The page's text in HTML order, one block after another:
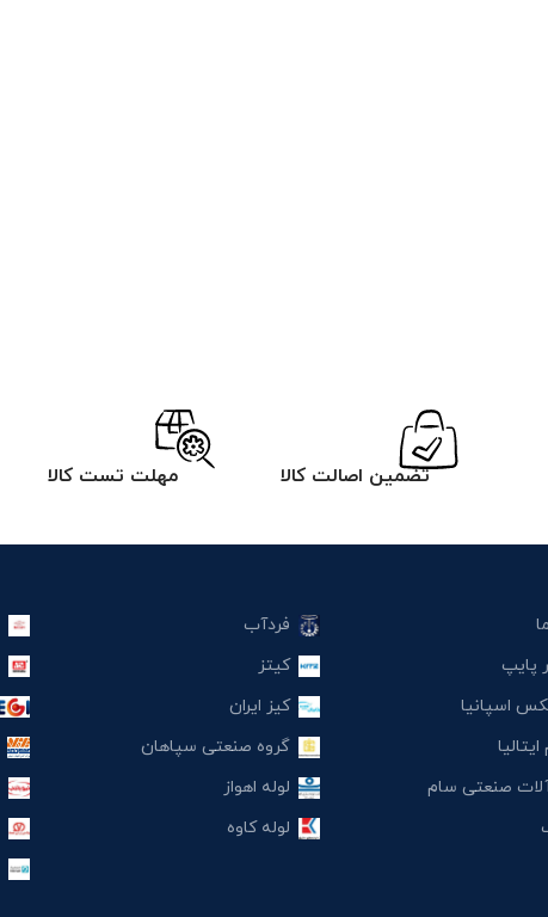
تضمین اصالت کالا مهلت تست کالا
پایپ
اسپانیا
صنعتی سام
فردآب
کیتز
کیز ایران
گروه صنعتی سپاهان
لوله اهواز
لوله کاوه